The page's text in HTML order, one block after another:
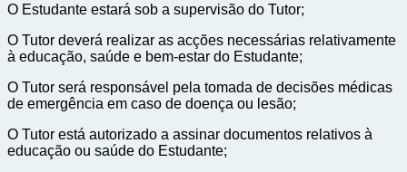
O Estudante estará sob a supervisão do Tutor;
O Tutor deverá realizar as acções necessárias relativamente
à educação, saúde e bem-estar do Estudante;
O Tutor será responsável pela tomada de decisões médicas
de emergência em caso de doença ou lesão;
O Tutor está autorizado a assinar documentos relativos à
educação ou saúde do Estudante;